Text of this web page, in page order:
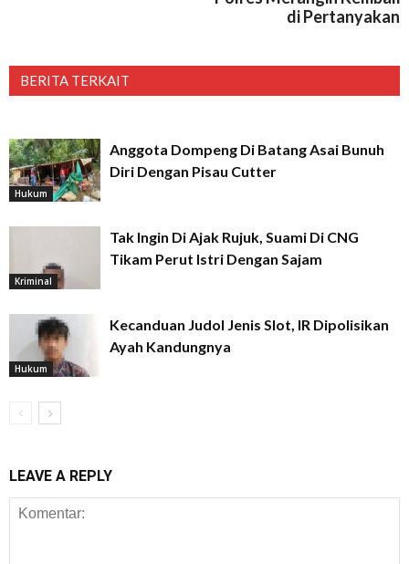
di Pertanyakan
BERITA TERKAIT
Hukum
Anggota Dompeng Di Batang Asai Bunuh
Diri Dengan Pisau Cutter
Kriminal
Tak Ingin Di Ajak Rujuk, Suami Di CNG
Tikam Perut Istri Dengan Sajam
Hukum
Kecanduan Judol Jenis Slot, IR Dipolisikan
Ayah Kandungnya
LEAVE A REPLY